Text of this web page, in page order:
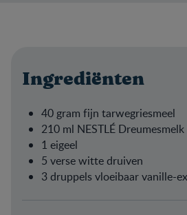
Ingrediënten
40 gram fijn tarwegriesmeel
210 ml NESTLÉ
1 eigeel
5 verse witte druiven
3 druppels vloeibaar vanille-